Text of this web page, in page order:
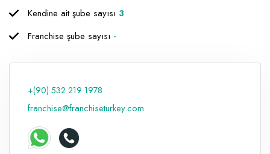
Raf ve Depo Sistemleri
Reklam - Tanıtım - PR ve İnternet
Seyahat - Rent A Car
Tabela - Dijital Baskı
Kendine ait şube sayısı 3
Franchise şube sayısı -
+(90) 532 219 1978
franchise@franchiseturkey.com